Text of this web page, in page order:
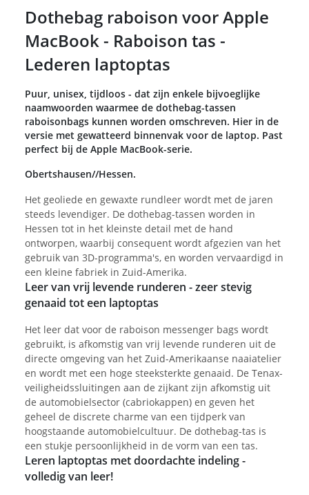
Dothebag raboison voor Apple
MacBook - Raboison tas -
Lederen laptoptas
Puur, unisex, tijdloos - dat zijn enkele bijvoeglijke
naamwoorden waarmee de dothebag-tassen
raboisonbags kunnen worden omschreven. Hier in de
versie met gewatteerd binnenvak voor de laptop. Past
perfect bij de Apple MacBook-serie.
Obertshausen//Hessen.
Het geoliede en gewaxte rundleer wordt met de jaren
steeds levendiger. De dothebag-tassen worden in
Hessen tot in het kleinste detail met de hand
ontworpen, waarbij consequent wordt afgezien van het
gebruik van 3D-programma's, en worden vervaardigd in
een kleine fabriek in Zuid-Amerika.
Leer van vrij levende runderen - zeer stevig
genaaid tot een laptoptas
Het leer dat voor de raboison messenger bags wordt
gebruikt, is afkomstig van vrij levende runderen uit de
directe omgeving van het Zuid-Amerikaanse naaiatelier
en wordt met een hoge steeksterkte genaaid. De Tenax-
veiligheidssluitingen aan de zijkant zijn afkomstig uit
de automobielsector (cabriokappen) en geven het
geheel de discrete charme van een tijdperk van
hoogstaande automobielcultuur. De dothebag-tas is
een stukje persoonlijkheid in de vorm van een tas.
Leren laptoptas met doordachte indeling -
volledig van leer!